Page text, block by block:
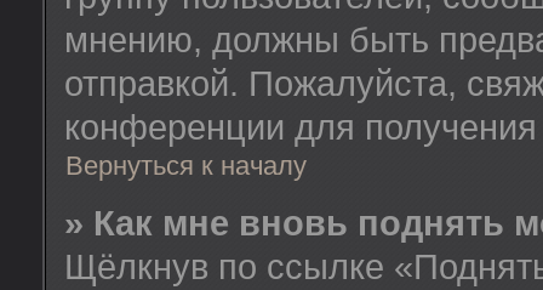
мнению, должны быть
отправкой. Пожалуйста,
конференции для
Вернуться к началу
» Как мне вновь поднять
Щёлкнув по ссылке